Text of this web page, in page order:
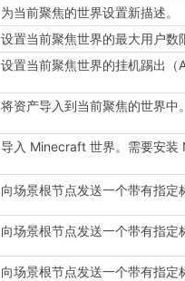
为当前聚焦的世界设置新描述。
设置当前聚焦世界的最大用户数
设置当前聚焦世界的挂机踢出（
将资产导入到当前聚焦的世界中。
导入 Minecraft 世界。需要安装
向场景根节点发送一个带有指定
向场景根节点发送一个带有指定
向场景根节点发送一个带有指定